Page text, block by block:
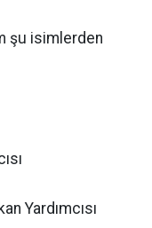
şu isimlerden
Yardımcısı